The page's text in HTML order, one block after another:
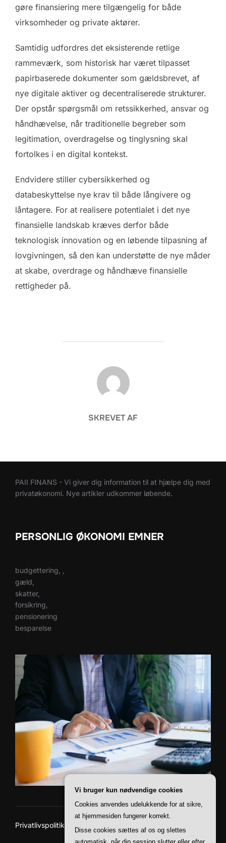
gøre finansiering mere tilgængelig for både
virksomheder og private aktører.
Samtidig udfordres det eksisterende retlige
rammeværk, som historisk har været tilpasset
papirbaserede dokumenter som gældsbrevet, af
nye digitale aktiver og decentraliserede strukturer.
Der opstår spørgsmål om retssikkerhed, ansvar og
håndhævelse, når traditionelle begreber som
legitimation, overdragelse og tinglysning skal
fortolkes i en digital kontekst.
Endvidere stiller cybersikkerhed og
databeskyttelse nye krav til både långivere og
låntagere. For at realisere potentialet i det nye
finansielle landskab kræves derfor både
teknologisk innovation og en løbende tilpasning af
lovgivningen, så den kan understøtte de nye måder
at skabe, overdrage og håndhæve finansielle
rettigheder på.
FORFATTER
SKREVET AF
PAII FINANS - Vi giver dig information til at hjælpe dig med
privatøkonomi. Nye artikler udkommer løbende.
PERSONLIG ØKONOMI EMNER
budgettering, ,
gæld,
skatter,
forsikring,
pensionering
besparelse
Privatlivspolitik
Copyright © 2026 Paii Finans
Vi bruger kun nødvendige cookies
Cookies anvendes udelukkende for at sikre,
at hjemmesiden fungerer korrekt.
Disse cookies sættes af os og slettes